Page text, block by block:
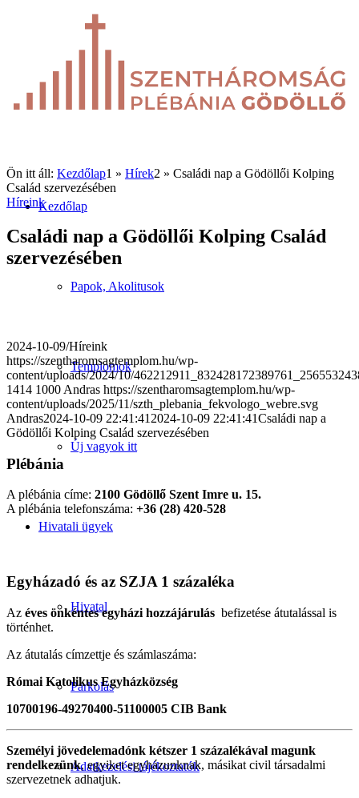
Kezdőlap
Papok, Akolitusok
Templomok
Új vagyok itt
Hivatali ügyek
Hivatal
Parkolás
Adatkezelési tájékoztatók
Ön itt áll: Kezdőlap1 » Hírek2 » Családi nap a Gödöllői Kolping
Család szervezésében
Híreink
Családi nap a Gödöllői Kolping Család
szervezésében
2024-10-09/Híreink
https://szentharomsagtemplom.hu/wp-
content/uploads/2024/10/
1414 1000 Andras https://szentharomsagtemplom.hu/wp-
content/uploads/2025/11/szth_plebania_fekvologo_webre.svg
Andras2024-10-09 22:41:41 2024-10-09 22:41:41Családi nap a
Gödöllői Kolping Család szervezésében
Plébánia
A plébánia címe: 2100 Gödöllő Szent Imre u. 15.
A plébánia telefonszáma: +36 (28) 420-528
Egyházadó és az SZJA 1 százaléka
Az éves önkéntes egyházi hozzájárulás befizetése átutalással is
történhet.
Az átutalás címzettje és számlaszáma:
Római Katolikus Egyházközség
10700196-49270400-51100005 CIB Bank
Személyi jövedelemadónk kétszer 1 százalékával magunk
rendelkezünk, egyiket egyházunknak, másikat civil társadalmi
szervezetnek adhatjuk.